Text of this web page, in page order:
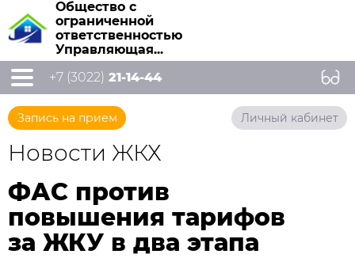
Общество с
ограниченной
ответственностью
Управляющая...
+7 (3022) 21-14-44
Запись на прием Личный кабинет
Новости ЖКХ
ФАС против
повышения тарифов
за ЖКУ в два этапа